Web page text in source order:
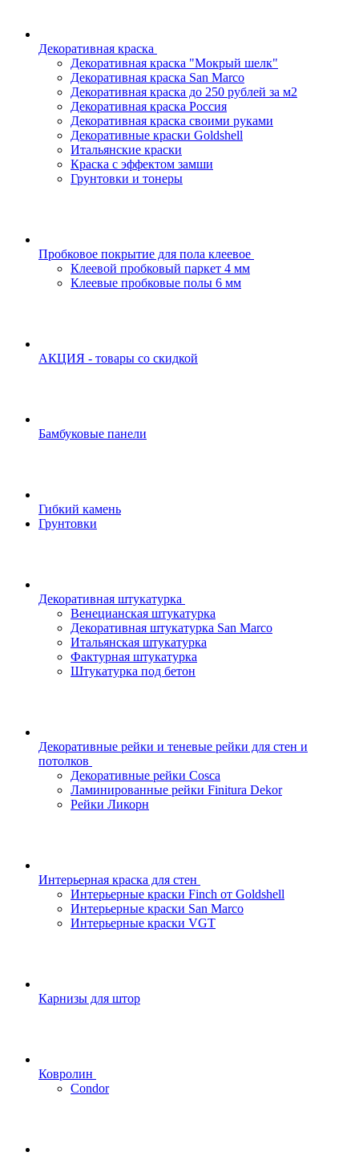
Декоративная краска
Декоративная краска "Мокрый шелк"
Декоративная краска San Marco
Декоративная краска до 250 рублей за м2
Декоративная краска Россия
Декоративная краска своими руками
Декоративные краски Goldshell
Итальянские краски
Краска с эффектом замши
Грунтовки и тонеры
Пробковое покрытие для пола клеевое
Клеевой пробковый паркет 4 мм
Клеевые пробковые полы 6 мм
АКЦИЯ - товары со скидкой
Бамбуковые панели
Гибкий камень
Грунтовки
Декоративная штукатурка
Венецианская штукатурка
Декоративная штукатурка San Marco
Итальянская штукатурка
Фактурная штукатурка
Штукатурка под бетон
Декоративные рейки и теневые рейки для стен и
потолков
Декоративные рейки Cosca
Ламинированные рейки Finitura Dekor
Рейки Ликорн
Интерьерная краска для стен
Интерьерные краски Finch от Goldshell
Интерьерные краски San Marco
Интерьерные краски VGT
Карнизы для штор
Ковролин
Condor